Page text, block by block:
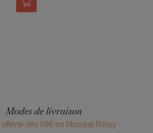
Ajouter au panier
Modes de livraison
offerte dès 69€ en Mondial Relay